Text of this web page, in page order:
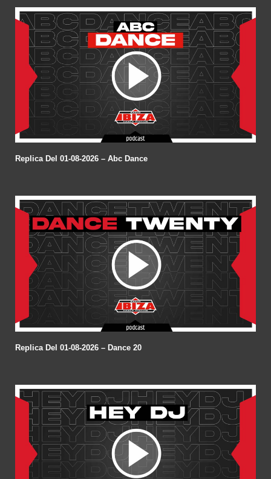
Replica Del 01-08-2026 – Abc Dance
Replica Del 01-08-2026 – Dance 20